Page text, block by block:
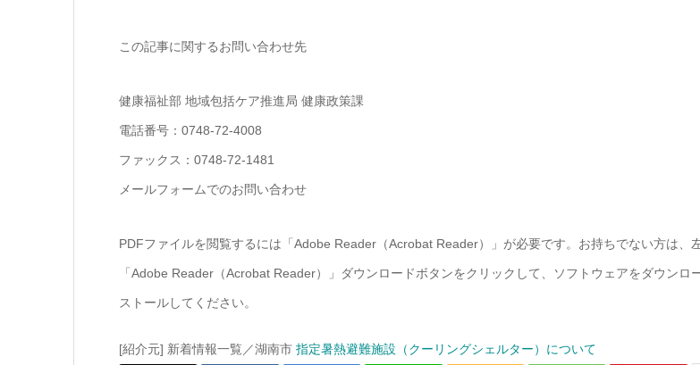
この記事に関するお問い合わせ先
健康福祉部 地域包括ケア推進局 健康政策課
電話番号：0748-72-4008
ファックス：0748-72-1481
メールフォームでのお問い合わせ
PDFファイルを閲覧するには「Adobe Reader（Acrobat Reader）」が必要です。お持ちでない方は、
「Adobe Reader（Acrobat Reader）」ダウンロードボタンをクリックして、ソフトウェアをダウンロ
ストールしてください。
[紹介元] 新着情報一覧／湖南市 指定暑熱避難施設（クーリングシェルター）について